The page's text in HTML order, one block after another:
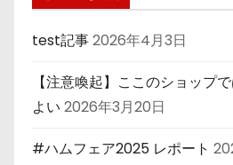
test記事2026年4月3日
【注意喚起】ここのショップ
よい 2026年3月20日
#ハムフェア2025 レポート